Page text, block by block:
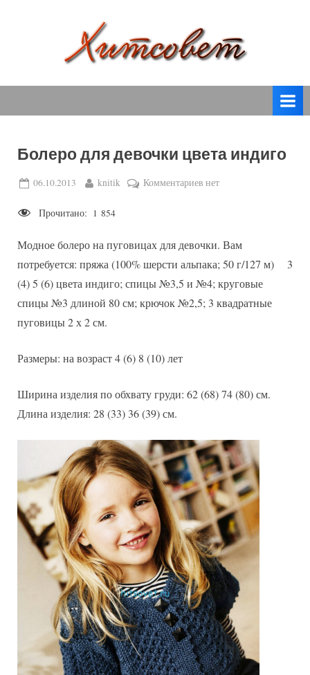
т
о
в
спицами,
крючком,
вязаные
модели
с
Болеро для девочки цвета индиго
Posted
06.10.2013 By
knitik Комментариевк
девочки
цвета
индиго
нет
Прочитано: 1 854
Модное болеро на пуговицах для девочки. Вам
потребуется: пряжа (100% шерсти альпака; 50 г/127 м) 3
(4) 5 (6) цвета индиго; спицы №3,5 и №4; круговые
спицы №3 длиной 80 см; крючок №2,5; 3 квадратные
пуговицы 2 х 2 см.
Размеры: на возраст 4 (6) 8 (10) лет
Ширина изделия по обхвату груди: 62 (68) 74 (80) см.
Длина изделия: 28 (33) 36 (39) см.